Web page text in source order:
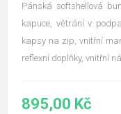
Pánská softshellová
kapuce, větrání v
kapsy na zip, vnitřní
reflexní doplňky, vnitřní
895,00 Kč